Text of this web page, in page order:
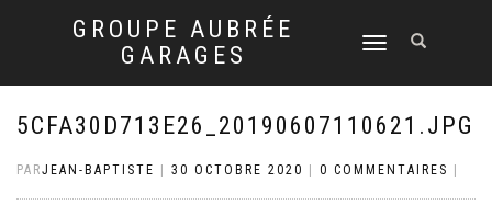
GROUPE AUBRÉE
GARAGES
DÉPLIER
NAVIGATION
5CFA30D713E26_20190607110621.JPG
PARJEAN-BAPTISTE 30 OCTOBRE 2020 0 COMMENTAIRES